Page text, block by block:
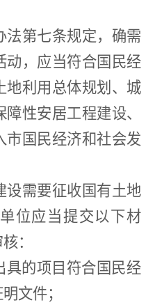
法第七条规定，确需
动，应当符合国民经
地利用总体规划、城
性安居工程建设、
市国民经济和社会发
设需要征收国有土地
位应当提交以下材
：
具的项目符合国民经
文件；